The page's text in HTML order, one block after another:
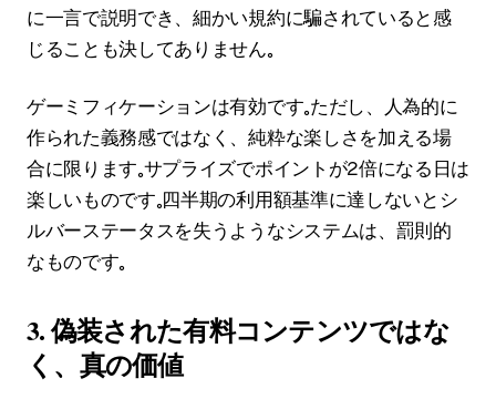
に一言で説明でき、細かい規約に騙されていると感
じることも決してありません。
ゲーミフィケーションは有効です。ただし、人為的に
作られた義務感ではなく、純粋な楽しさを加える場
合に限ります。サプライズでポイントが2倍になる日は
楽しいものです。四半期の利用額基準に達しないとシ
ルバーステータスを失うようなシステムは、罰則的
なものです。
3. 偽装された有料コンテンツではな
く、真の価値